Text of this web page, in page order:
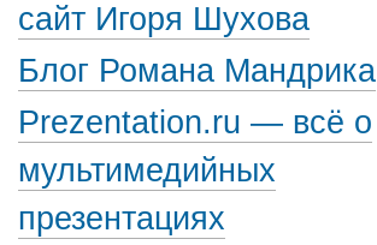
сайт Игоря Шухова
Блог Романа Мандрика
Prezentation.ru — всё о
мультимедийных
презентациях